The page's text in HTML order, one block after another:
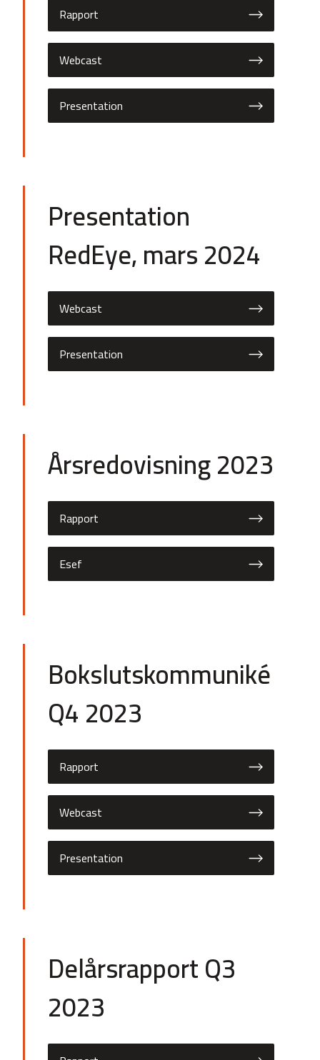
Rapport
Webcast
Presentation
Presentation
RedEye, mars 2024
Webcast
Presentation
Årsredovisning 2023
Rapport
Esef
Bokslutskommuniké
Q4 2023
Rapport
Webcast
Presentation
Delårsrapport Q3
2023